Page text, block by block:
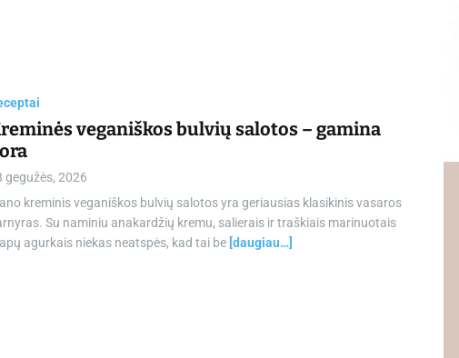
veganiškos bulvių salotos – gamina
gegužės, 2026
kreminis veganiškos bulvių salotos yra geriausias klasikinis vasaros
Su naminiu anakardžių kremu, salierais ir traškiais marinuotais
agurkais niekas neatspės, kad tai be [daugiau…]